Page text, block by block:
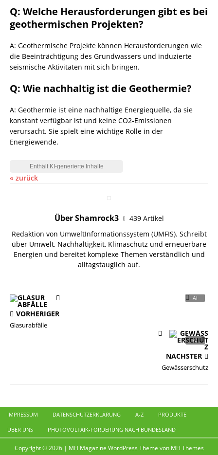
Q: Welche Herausforderungen gibt es bei
geothermischen Projekten?
A: Geothermische Projekte können Herausforderungen wie
die Beeinträchtigung des Grundwassers und induzierte
seismische Aktivitäten mit sich bringen.
Q: Wie nachhaltig ist die Geothermie?
A: Geothermie ist eine nachhaltige Energiequelle, da sie
konstant verfügbar ist und keine CO2-Emissionen
verursacht. Sie spielt eine wichtige Rolle in der
Energiewende.
« zurück
Über Shamrock3
439 Artikel
Redaktion von UmweltInformationssystem (UMFIS). Schreibt
über Umwelt, Nachhaltigkeit, Klimaschutz und erneuerbare
Energien und bereitet komplexe Themen verständlich und
alltagstauglich auf.
VORHERIGER
Glasurabfälle
NÄCHSTER
Gewässerschutz
IMPRESSUM DATENSCHUTZERKLÄRUNG A-Z PRODUKTE
ÜBER UNS PHOTOVOLTAIK-FÖRDERUNG NACH BUNDESLAND
Copyright © 2026 | MH Magazine WordPress Theme von MH Themes